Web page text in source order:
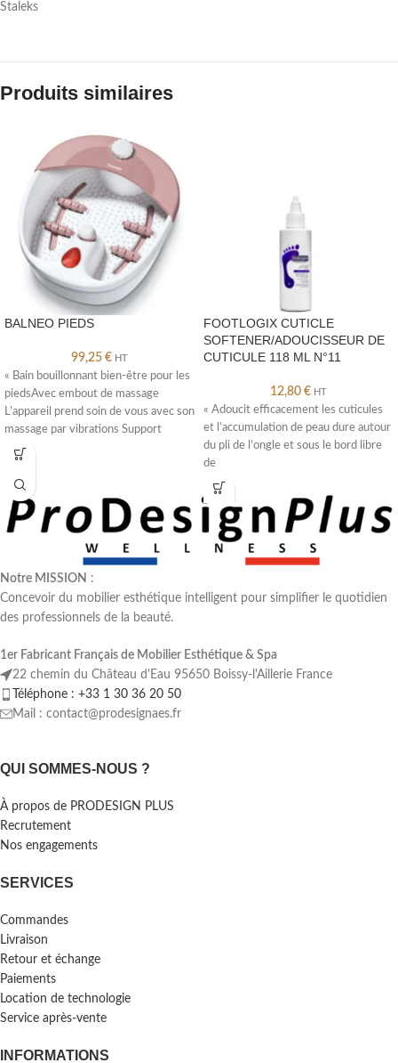
Staleks
Produits similaires
BALNEO PIEDS
99,25 € HT
« Bain bouillonnant bien-être pour les
piedsAvec embout de massage
L’appareil prend soin de vous avec son
massage par vibrations Support
FOOTLOGIX CUTICLE
SOFTENER/ADOUCISSEUR DE
CUTICULE 118 ML N°11
12,80 € HT
« Adoucit efficacement les cuticules
et l’accumulation de peau dure autour
du pli de l’ongle et sous le bord libre
de
Notre MISSION :
Concevoir du mobilier esthétique intelligent pour simplifier le quotidien
des professionnels de la beauté.
1er Fabricant Français de Mobilier Esthétique & Spa
22 chemin du Château d'Eau 95650 Boissy-l'Aillerie France
Téléphone : +33 1 30 36 20 50
Mail : contact@prodesignaes.fr
QUI SOMMES-NOUS ?
À propos de PRODESIGN PLUS
Recrutement
Nos engagements
SERVICES
Commandes
Livraison
Retour et échange
Paiements
Location de technologie
Service après-vente
INFORMATIONS